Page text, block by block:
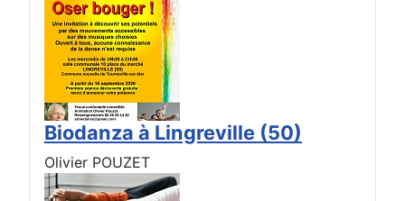
Biodanza à Lingreville (50)
Olivier POUZET